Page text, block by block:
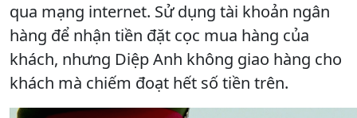
qua mạng internet. Sử dụng tài khoản ngân
hàng để nhận tiền đặt cọc mua hàng của
khách, nhưng Diệp Anh không giao hàng cho
khách mà chiếm đoạt hết số tiền trên.